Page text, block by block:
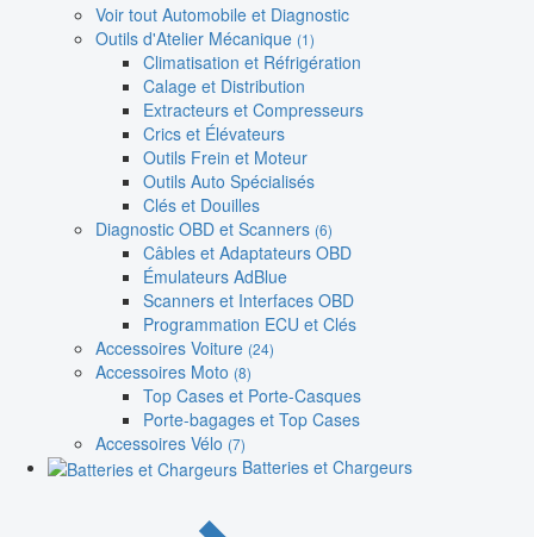
Voir tout Automobile et Diagnostic
Outils d'Atelier Mécanique (1)
Climatisation et Réfrigération
Calage et Distribution
Extracteurs et Compresseurs
Crics et Élévateurs
Outils Frein et Moteur
Outils Auto Spécialisés
Clés et Douilles
Diagnostic OBD et Scanners (6)
Câbles et Adaptateurs OBD
Émulateurs AdBlue
Scanners et Interfaces OBD
Programmation ECU et Clés
Accessoires Voiture (24)
Accessoires Moto (8)
Top Cases et Porte-Casques
Porte-bagages et Top Cases
Accessoires Vélo (7)
Batteries et Chargeurs